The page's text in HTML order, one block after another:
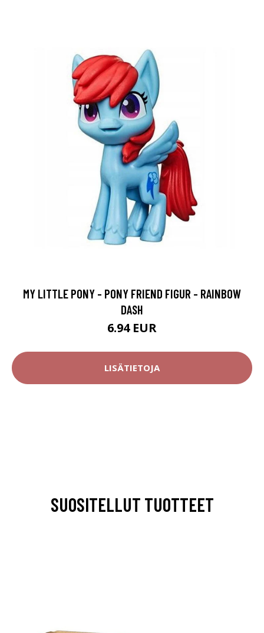
MY LITTLE PONY - PONY FRIEND FIGUR - RAINBOW
DASH
6.94 EUR
LISÄTIETOJA
SUOSITELLUT TUOTTEET